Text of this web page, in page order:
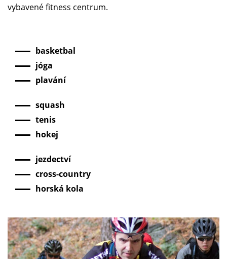
vybavené fitness centrum.
basketbal
jóga
plavání
squash
tenis
hokej
jezdectví
cross-country
horská kola